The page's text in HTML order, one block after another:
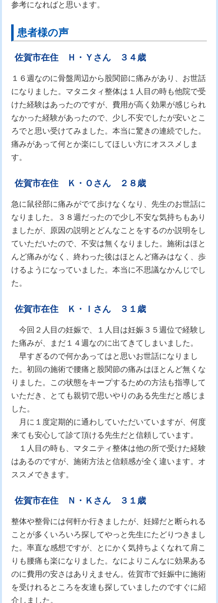
参考になればと思います。
患者様の声
佐賀市在住 Ｈ・Ｙさん ３４歳
１６週なのに骨盤周辺から股関節に痛みがあり、お世話
になりました。マタニタィ整体は１人目の時も他院で受
けた経験はあったのですが、費用が高く効果が感じられ
なかった経験があったので、少し不安でしたが安いとこ
ろでと思い受けてみました。本当に驚きの連続でした。
痛みがあって何とか楽にしてほしい方にオススメしま
す。
佐賀市在住 Ｋ・Ｏさん ２８歳
急に鼠径部に痛みがでて歩けなくなり、先生のお世話に
なりました。３８週だったので少し不安な気持ちもあり
ましたが、原因の説明とどんなことをするのか説明をし
ていただいたので、不安は無くなりました。施術はほと
んど痛みがなく、終わった後はほとんど痛みはなく、歩
けるようになっていました。本当に不思議なかんじでし
た。
佐賀市在住 Ｋ・Ｉさん ３１歳
今回２人目の妊娠で、１人目は妊娠３５週位で経験し
た痛みが、まだ１４週なのに出てきてしまいました。
早すぎるので何かあってはと思いお世話になりまし
た。初回の施術で腰痛と股関節の痛みはほとんど無くな
りました。この状態をキープするための方法も指導して
いただき、とても親切で思いやりのある先生だと感じま
した。
月に１度定期的に通わしていただいていますが、何度
来ても安心して診て頂ける先生だと信頼しています。
１人目の時も、マタニティ整体は他の所で受けた経験
はあるのですが、施術方法と信頼感が全く違います。オ
ススメできます。
佐賀市在住 Ｎ・Ｋさん ３１歳
整体や整骨には何軒か行きましたが、妊婦だと断られる
ことが多くいろいろ探してやっと先生にたどりつきまし
た。率直な感想ですが、とにかく気持ちよくなれて肩こ
りも腰痛も楽になりました。なによりこんなに効果ある
のに費用の安さはありえません。佐賀市で妊娠中に施術
を受けれるところを友達も探していましたのですぐに紹
介しました。